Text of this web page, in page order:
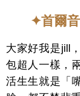
✦首爾音
大家好我是jill
包超人一樣，
活生生就是「